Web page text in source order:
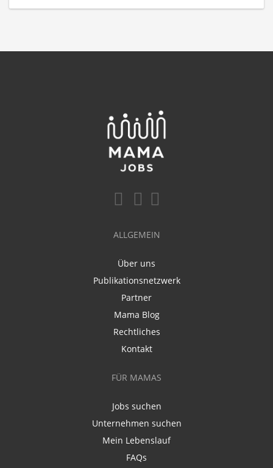
ALLGEMEIN
Über uns
Publikationsnetzwerk
Partner
Mama Blog
Rechtliches
Kontakt
FÜR MAMAS
Jobs suchen
Unternehmen suchen
Mein Lebenslauf
FAQs